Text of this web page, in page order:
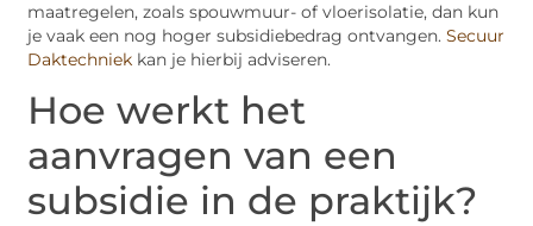
maatregelen, zoals spouwmuur- of vloerisolatie, dan kun
je vaak een nog hoger subsidiebedrag ontvangen.Secuur
Daktechniek kan je hierbij adviseren.
Hoe werkt het
aanvragen van een
subsidie in de praktijk?